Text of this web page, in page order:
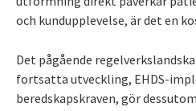
och kundupplevelse, är det en
Det pågående
fortsatta utveckling, EHDS-
beredskapskraven, gör